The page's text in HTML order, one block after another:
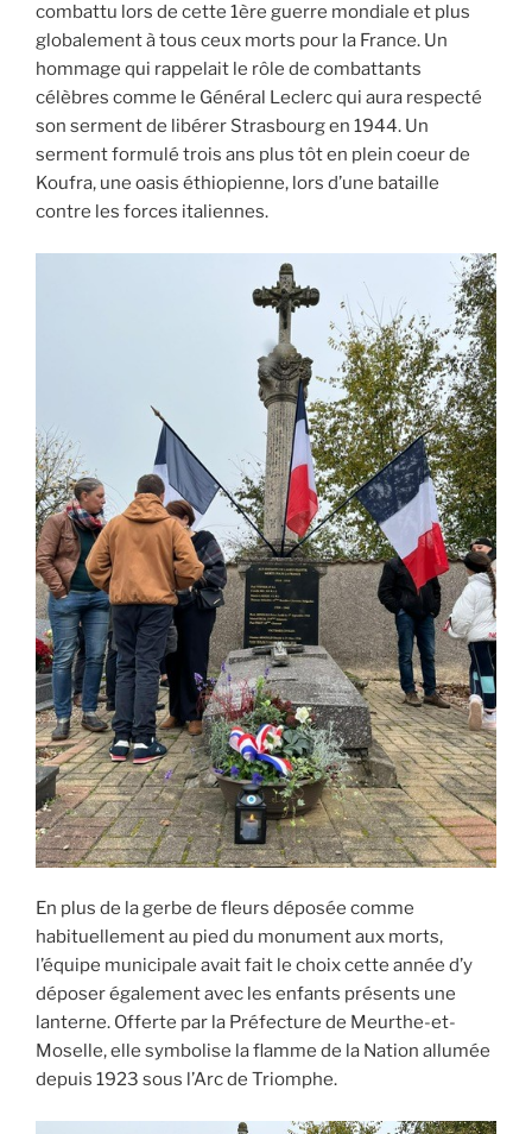
combattu lors de cette 1ère guerre mondiale et plus
globalement à tous ceux morts pour la France. Un
hommage qui rappelait le rôle de combattants
célèbres comme le Général Leclerc qui aura respecté
son serment de libérer Strasbourg en 1944. Un
serment formulé trois ans plus tôt en plein coeur de
Koufra, une oasis éthiopienne, lors d’une bataille
contre les forces italiennes.
En plus de la gerbe de fleurs déposée comme
habituellement au pied du monument aux morts,
l’équipe municipale avait fait le choix cette année d’y
déposer également avec les enfants présents une
lanterne. Offerte par la Préfecture de Meurthe-et-
Moselle, elle symbolise la flamme de la Nation allumée
depuis 1923 sous l’Arc de Triomphe.